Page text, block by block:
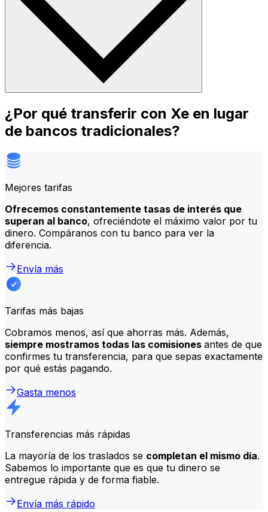
¿Por qué transferir con Xe en lugar
de bancos tradicionales?
Mejores tarifas
Ofrecemos constantemente tasas de interés que
superan al banco, ofreciéndote el máximo valor por tu
dinero. Compáranos con tu banco para ver la
diferencia.
Envía más
Tarifas más bajas
Cobramos menos, así que ahorras más. Además,
siempre mostramos todas las comisiones antes de que
confirmes tu transferencia, para que sepas exactamente
por qué estás pagando.
Gasta menos
Transferencias más rápidas
La mayoría de los traslados se completan el mismo día.
Sabemos lo importante que es que tu dinero se
entregue rápida y de forma fiable.
Envía más rápido